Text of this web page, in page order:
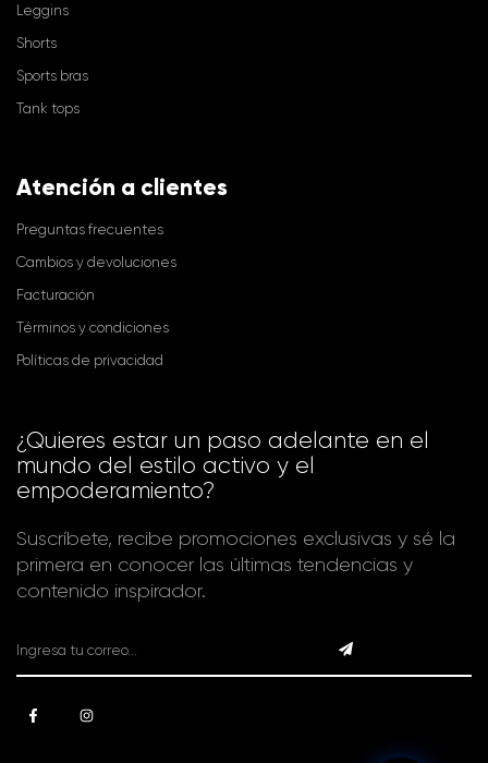
Leggins
Shorts
Sports bras
Tank tops
Atención a clientes
Preguntas frecuentes
Cambios y devoluciones
Facturación
Términos y condiciones
Políticas de privacidad
¿Quieres estar un paso adelante en el
mundo del estilo activo y el
empoderamiento?
Suscríbete, recibe promociones exclusivas y sé la
primera en conocer las últimas tendencias y
contenido inspirador.